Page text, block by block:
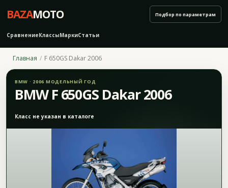
BAZAMOTO
СравнениеКлассыМаркиСтатьи
Подбор по параметрам
Главная F 650GS Dakar 2006
BMW · 2006 МОДЕЛЬНЫЙ ГОД
BMW F 650GS Dakar 2006
Класс не указан в каталоге